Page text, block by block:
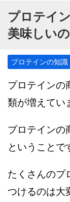
プロテイ
美味しい
プロテインの知識
プロテインの
類が増えてい
プロテインの
ということで
たくさんのプ
つけるのは大